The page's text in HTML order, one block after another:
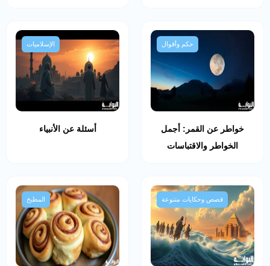
حكم وأقوال
خواطر عن القمر: أجمل
الخواطر والاقتباسات
الإسلاميات
أسئلة عن الأنبياء
قصص وحكايات متنوعة المطبخ